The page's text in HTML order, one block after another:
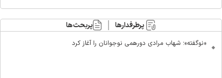
پرطرفدارها پربحث‌ها
«نوگفته»؛ شهاب مرادی دورهمی نوجوانان را آغاز کرد